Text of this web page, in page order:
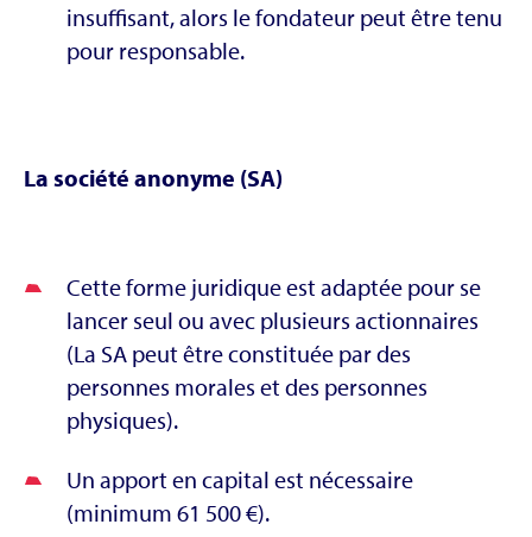
insuffisant, alors le fondateur peut être tenu
pour responsable.
La société anonyme (SA)
Cette forme juridique est adaptée pour se
lancer seul ou avec plusieurs actionnaires
(La SA peut être constituée par des
personnes morales et des personnes
physiques).
Un apport en capital est nécessaire
(minimum 61 500 €).